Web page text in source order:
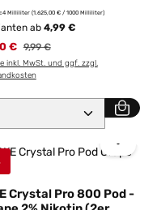
Wert ein
4 Milliliter (1.625,00 € / 1000 Milliliter)
ab4,99 €
€ Regulärer Preis:
9,99 €
inkl. MwSt. und ggf. zzgl.
Anzahl: Gib den
Crystal Pro 800 Pod -